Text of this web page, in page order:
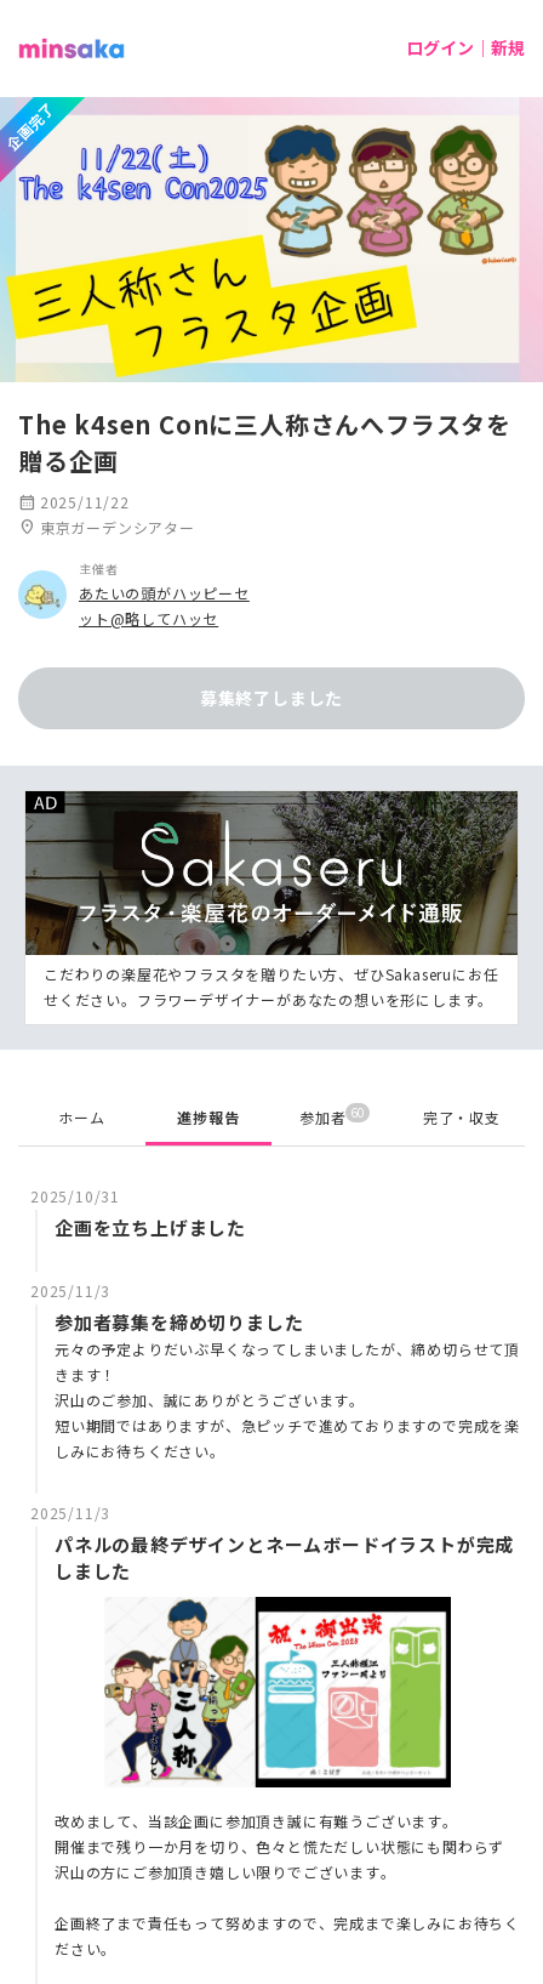
ログイン｜新規
企画完了
The k4sen Conに三人称さんへフラスタを
贈る企画
calendar_month 2025/11/22
location_on 東京ガーデンシアター
主催者
あたいの頭がハッピーセ
ット@略してハッセ
募集終了しました
こだわりの楽屋花やフラスタを贈りたい方、ぜひSakaseruにお任
せください。フラワーデザイナーがあなたの想いを形にします。
ホーム 進捗報告 参加者 60 完了・収支
2025/10/31
企画を立ち上げました
2025/11/3
参加者募集を締め切りました
元々の予定よりだいぶ早くなってしまいましたが、締め切らせて頂
きます！
沢山のご参加、誠にありがとうございます。
短い期間ではありますが、急ピッチで進めておりますので完成を楽
しみにお待ちください。
2025/11/3
パネルの最終デザインとネームボードイラストが完成
しました
改めまして、当該企画に参加頂き誠に有難うございます。
開催まで残り一か月を切り、色々と慌ただしい状態にも関わらず
沢山の方にご参加頂き嬉しい限りでございます。
企画終了まで責任もって努めますので、完成まで楽しみにお待ちく
ださい。